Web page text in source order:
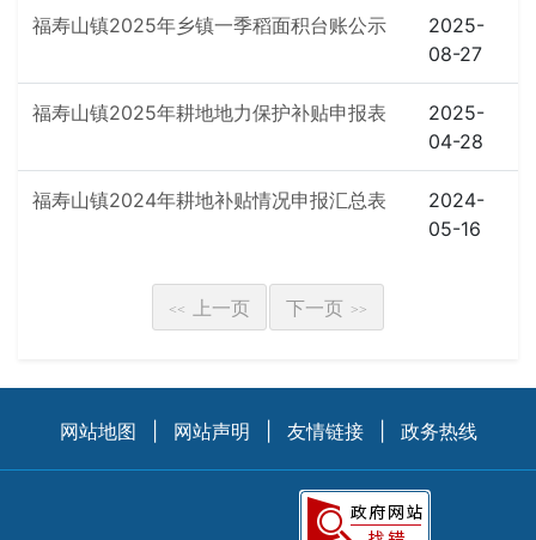
福寿山镇2025年乡镇一季稻面积台账公示
2025-
08-27
福寿山镇2025年耕地地力保护补贴申报表
2025-
04-28
福寿山镇2024年耕地补贴情况申报汇总表
2024-
05-16
<< 上一页 下一页 >>
网站地图 网站声明 友情链接 政务热线